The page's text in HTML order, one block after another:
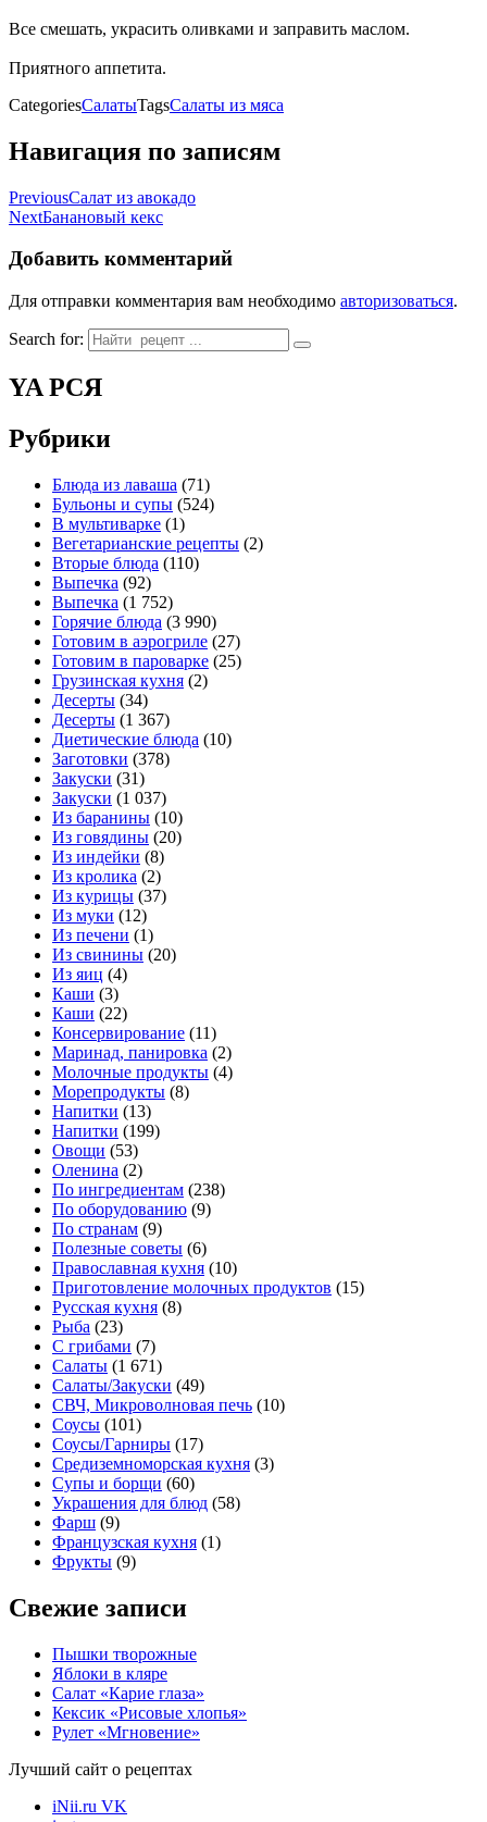
Все смешать, украсить оливками и заправить маслом.
Приятного аппетита.
CategoriesСалатыTagsСалаты из мяса
Навигация по записям
PreviousСалат из авокадо
NextБанановый кекс
Добавить комментарий
Для отправки комментария вам необходимо авторизоваться.
Search for:
YA РСЯ
Рубрики
Блюда из лаваша (71)
Бульоны и супы (524)
В мультиварке (1)
Вегетарианские рецепты (2)
Вторые блюда (110)
Выпечка (92)
Выпечка (1 752)
Горячие блюда (3 990)
Готовим в аэрогриле (27)
Готовим в пароварке (25)
Грузинская кухня (2)
Десерты (34)
Десерты (1 367)
Диетические блюда (10)
Заготовки (378)
Закуски (31)
Закуски (1 037)
Из баранины (10)
Из говядины (20)
Из индейки (8)
Из кролика (2)
Из курицы (37)
Из муки (12)
Из печени (1)
Из свинины (20)
Из яиц (4)
Каши (3)
Каши (22)
Консервирование (11)
Маринад, панировка (2)
Молочные продукты (4)
Морепродукты (8)
Напитки (13)
Напитки (199)
Овощи (53)
Оленина (2)
По ингредиентам (238)
По оборудованию (9)
По странам (9)
Полезные советы (6)
Православная кухня (10)
Приготовление молочных продуктов (15)
Русская кухня (8)
Рыба (23)
С грибами (7)
Салаты (1 671)
Салаты/Закуски (49)
СВЧ, Микроволновая печь (10)
Соусы (101)
Соусы/Гарниры (17)
Средиземноморская кухня (3)
Супы и борщи (60)
Украшения для блюд (58)
Фарш (9)
Французская кухня (1)
Фрукты (9)
Свежие записи
Пышки творожные
Яблоки в кляре
Салат «Карие глаза»
Кексик «Рисовые хлопья»
Рулет «Мгновение»
Лучший сайт о рецептах
iNii.ru VK